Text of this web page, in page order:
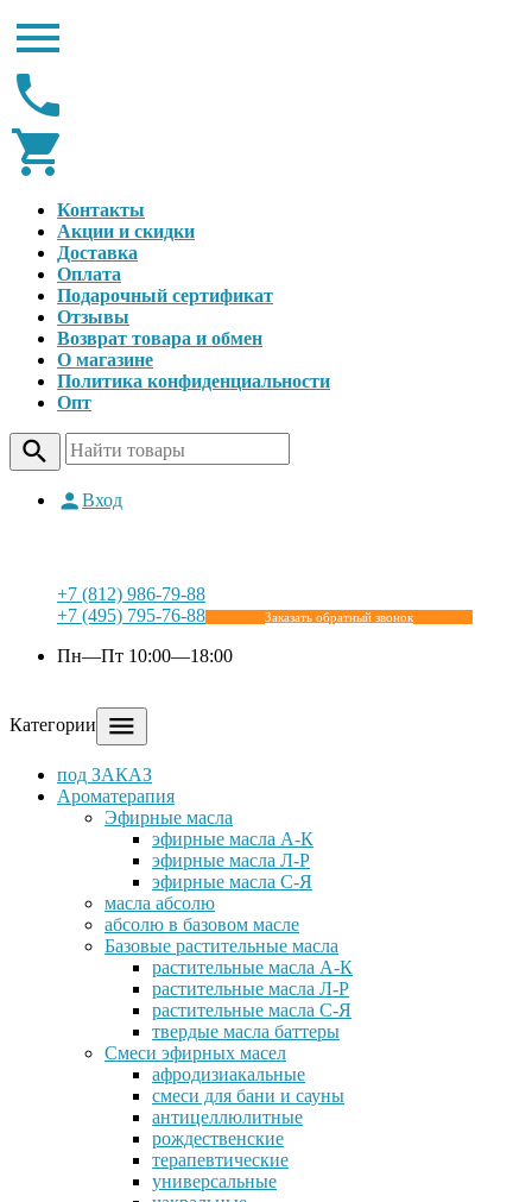
Контакты
Акции и скидки
Доставка
Оплата
Подарочный сертификат
Отзывы
Возврат товара и обмен
О магазине
Политика конфиденциальности
Опт
Вход
+7 (812) 986-79-88
+7 (495) 795-76-88
Заказать обратный звонок
Пн—Пт 10:00—18:00
Категории
под ЗАКАЗ
Ароматерапия
Эфирные масла
эфирные масла А-К
эфирные масла Л-Р
эфирные масла С-Я
масла абсолю
абсолю в базовом масле
Базовые растительные масла
растительные масла А-К
растительные масла Л-Р
растительные масла С-Я
твердые масла баттеры
Cмеси эфирных масел
афродизиакальные
смеси для бани и сауны
антицеллюлитные
рождественские
терапевтические
универсальные